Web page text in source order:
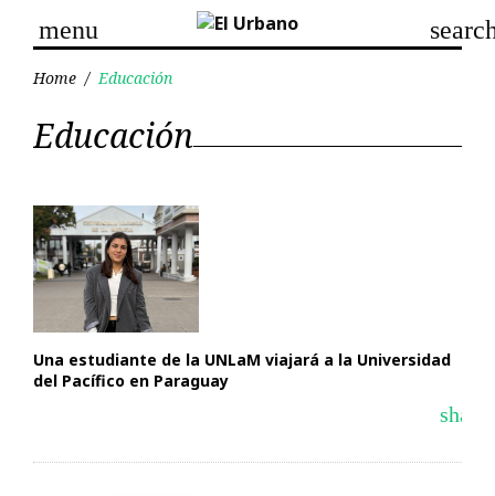
menu
Home / Educación
Educación
Educación
Una estudiante de la UNLaM viajará a la Universidad
del Pacífico en Paraguay
share